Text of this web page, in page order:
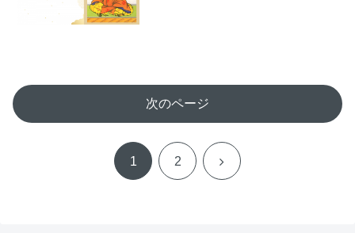
次のページ
1 2 次